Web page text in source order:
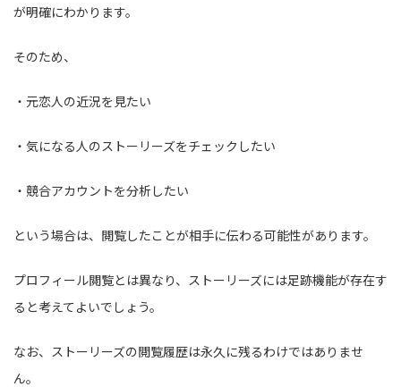
が明確にわかります。
そのため、
・元恋人の近況を見たい
・気になる人のストーリーズをチェックしたい
・競合アカウントを分析したい
という場合は、閲覧したことが相手に伝わる可能性があります。
プロフィール閲覧とは異なり、ストーリーズには足跡機能が存在す
ると考えてよいでしょう。
なお、ストーリーズの閲覧履歴は永久に残るわけではありませ
ん。